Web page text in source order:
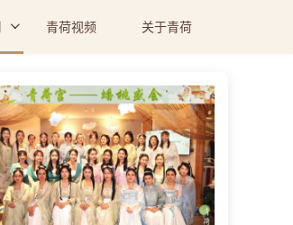
青荷视频 关于青荷